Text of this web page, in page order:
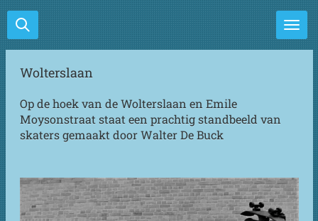
Ga
direct
naar
hoofdinhoud
Wolterslaan
Op de hoek van de Wolterslaan en Emile
Moysonstraat staat een prachtig standbeeld van
skaters gemaakt door Walter De Buck